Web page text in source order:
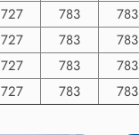
727 783 783
727 783 783
727 783 783
727 783 783